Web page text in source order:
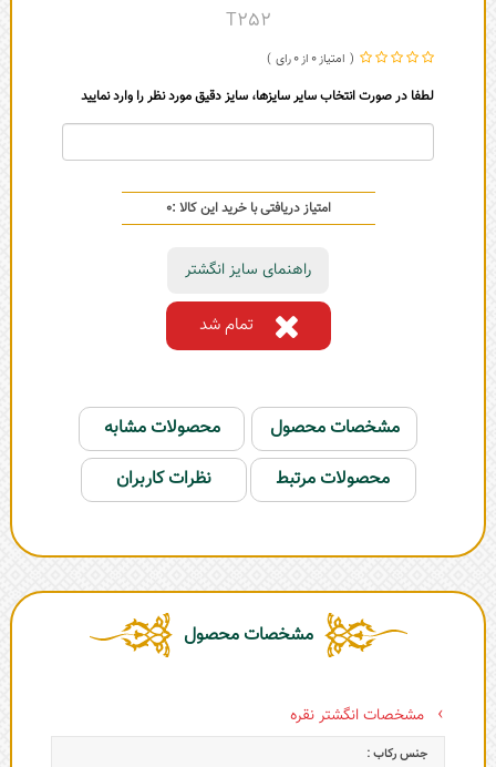
T252
0
0
لطفا در صورت انتخاب سایر سایزها، سایز دقیق مورد نظر را وارد نمایید
امتیاز دریافتی با خرید این کالا :0
راهنمای سایز انگشتر
تمام شد
مشخصات محصول
محصولات مشابه
محصولات مرتبط
نظرات کاربران
مشخصات محصول
مشخصات انگشتر نقره
جنس رکاب :